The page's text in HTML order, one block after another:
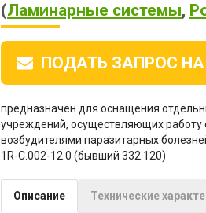
(Ламинарные системы,
ПОДАТЬ ЗАПРОС
предназначен для оснащения
учреждений, осуществляющих работу
возбудителями паразитарных
1R-C.002-12.0 (бывший 332.120)
Описание Технические